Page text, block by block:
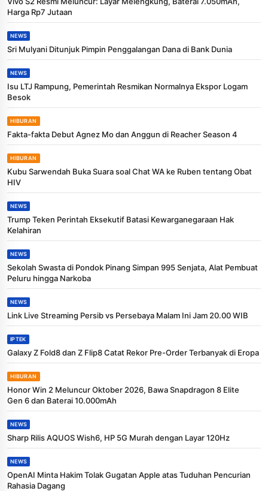
Harga Rp7 Jutaan
NEWS
Sri Mulyani Ditunjuk Pimpin Penggalangan Dana di Bank Dunia
NEWS
Isu LTJ Rampung, Pemerintah Resmikan Normalnya Ekspor Logam
Besok
HIBURAN
Fakta-fakta Debut Agnez Mo dan Anggun di Reacher Season 4
HIBURAN
Kubu Sarwendah Buka Suara soal Chat WA ke Ruben tentang Obat
HIV
NEWS
Trump Teken Perintah Eksekutif Batasi Kewarganegaraan Hak
Kelahiran
NEWS
Sekolah Swasta di Pondok Pinang Simpan 995 Senjata, Alat Pembuat
Peluru hingga Narkoba
NEWS
Link Live Streaming Persib vs Persebaya Malam Ini Jam 20.00 WIB
IPTEK
Galaxy Z Fold8 dan Z Flip8 Catat Rekor Pre-Order Terbanyak di Eropa
HIBURAN
Honor Win 2 Meluncur Oktober 2026, Bawa Snapdragon 8 Elite
Gen 6 dan Baterai 10.000mAh
NEWS
Sharp Rilis AQUOS Wish6, HP 5G Murah dengan Layar 120Hz
NEWS
OpenAI Minta Hakim Tolak Gugatan Apple atas Tuduhan Pencurian
Rahasia Dagang